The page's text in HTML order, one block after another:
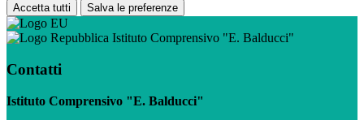
Accetta tutti Salva le preferenze
Istituto Comprensivo "E. Balducci"
Contatti
Istituto Comprensivo "E. Balducci"